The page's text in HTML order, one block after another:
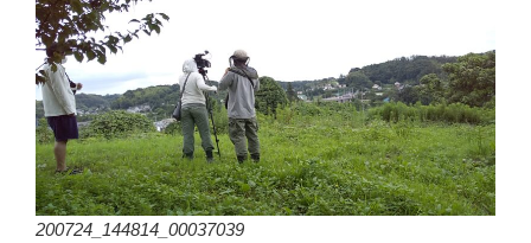
200724_144814_00037039